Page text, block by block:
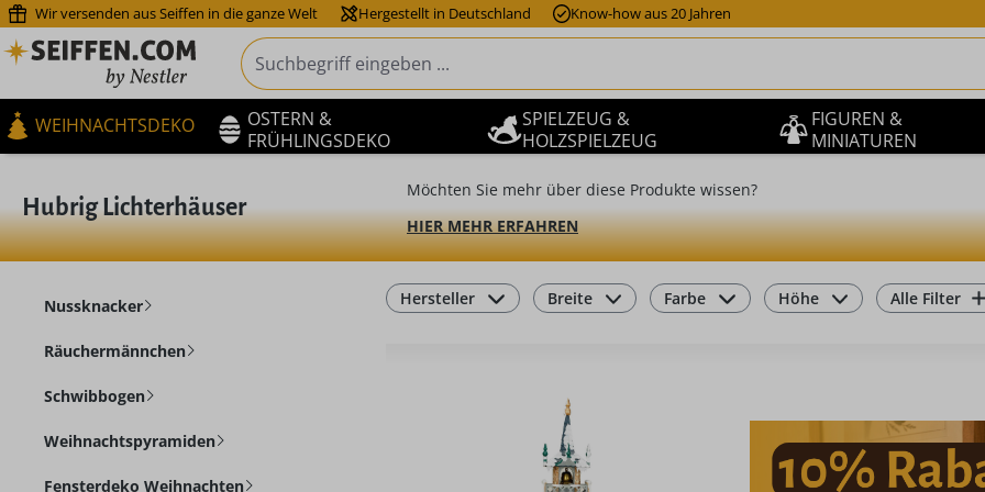
Hauptinhalt springen
Zur Suche springen
Zur Hauptnavigation springen
Wir versenden aus Seiffen in die ganze Welt Hergestellt in Deutschland Know-how aus 20 Jahren
WEIHNACHTSDEKO
OSTERN &
FRÜHLINGSDEKO
SPIELZEUG &
HOLZSPIELZEUG
FIGUREN &
MINIATUREN
Hubrig Lichterhäuser
Möchten Sie mehr über diese Produkte wissen?
HIER MEHR ERFAHREN
Nussknacker
Räuchermännchen
Schwibbogen
Weihnachtspyramiden
Fensterdeko Weihnachten
Hersteller Breite Farbe Höhe Alle Filter